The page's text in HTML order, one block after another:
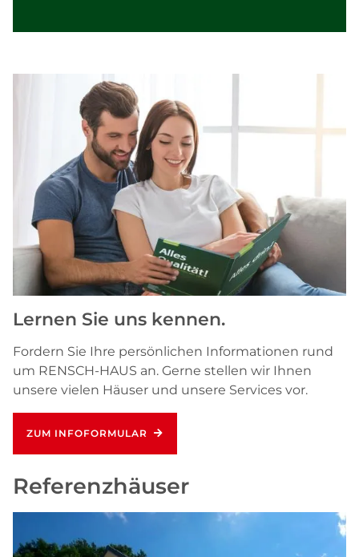
Lernen Sie uns kennen.
Fordern Sie Ihre persönlichen Informationen rund
um RENSCH-HAUS an. Gerne stellen wir Ihnen
unsere vielen Häuser und unsere Services vor.
ZUM INFOFORMULAR
Referenzhäuser